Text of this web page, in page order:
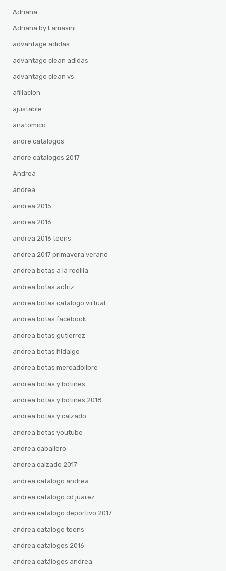
Adriana
Adriana by Lamasini
advantage adidas
advantage clean adidas
advantage clean vs
afiliacion
ajustable
anatomico
andre catalogos
andre catalogos 2017
Andrea
andrea
andrea 2015
andrea 2016
andrea 2016 teens
andrea 2017 primavera verano
andrea botas a la rodilla
andrea botas actriz
andrea botas catalogo virtual
andrea botas facebook
andrea botas gutierrez
andrea botas hidalgo
andrea botas mercadolibre
andrea botas y botines
andrea botas y botines 2018
andrea botas y calzado
andrea botas youtube
andrea caballero
andrea calzado 2017
andrea catalogo andrea
andrea catalogo cd juarez
andrea catalogo deportivo 2017
andrea catalogo teens
andrea catalogos 2016
andrea catálogos andrea